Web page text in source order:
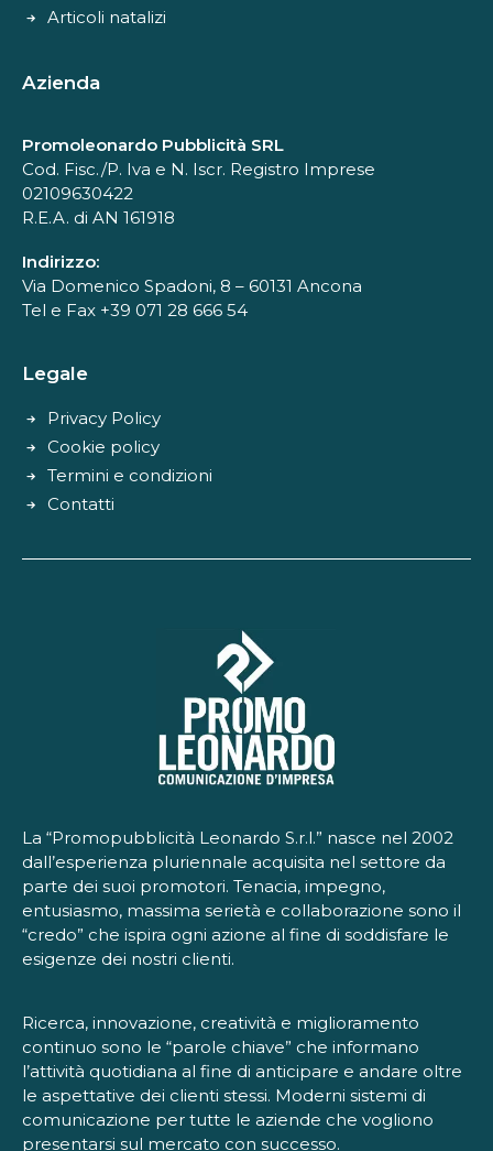
Articoli natalizi
Azienda
Promoleonardo Pubblicità SRL
Cod. Fisc./P. Iva e N. Iscr. Registro Imprese
02109630422
R.E.A. di AN 161918
Indirizzo:
Via Domenico Spadoni, 8 – 60131 Ancona
Tel e Fax +39 071 28 666 54
Legale
Privacy Policy
Cookie policy
Termini e condizioni
Contatti
La “Promopubblicità Leonardo S.r.l.” nasce nel 2002
dall’esperienza pluriennale acquisita nel settore da
parte dei suoi promotori. Tenacia, impegno,
entusiasmo, massima serietà e collaborazione sono il
“credo” che ispira ogni azione al fine di soddisfare le
esigenze dei nostri clienti.
Ricerca, innovazione, creatività e miglioramento
continuo sono le “parole chiave” che informano
l’attività quotidiana al fine di anticipare e andare oltre
le aspettative dei clienti stessi. Moderni sistemi di
comunicazione per tutte le aziende che vogliono
presentarsi sul mercato con successo.